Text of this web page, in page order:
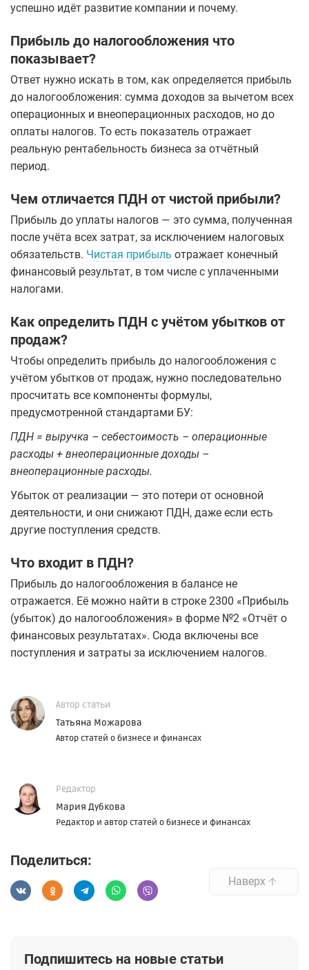
успешно идёт развитие компании и почему.
Прибыль до налогообложения что
показывает?
Ответ нужно искать в том, как определяется прибыль
до налогообложения: сумма доходов за вычетом всех
операционных и внеоперационных расходов, но до
оплаты налогов. То есть показатель отражает
реальную рентабельность бизнеса за отчётный
период.
Чем отличается ПДН от чистой прибыли?
Прибыль до уплаты налогов — это сумма, полученная
после учёта всех затрат, за исключением налоговых
обязательств. Чистая прибыль отражает конечный
финансовый результат, в том числе с уплаченными
налогами.
Как определить ПДН с учётом убытков от
продаж?
Чтобы определить прибыль до налогообложения с
учётом убытков от продаж, нужно последовательно
просчитать все компоненты формулы,
предусмотренной стандартами БУ:
ПДН = выручка – себестоимость – операционные
расходы + внеоперационные доходы –
внеоперационные расходы.
Убыток от реализации — это потери от основной
деятельности, и они снижают ПДН, даже если есть
другие поступления средств.
Что входит в ПДН?
Прибыль до налогообложения в балансе не
отражается. Её можно найти в строке 2300 «Прибыль
(убыток) до налогообложения» в форме №2 «Отчёт о
финансовых результатах». Сюда включены все
поступления и затраты за исключением налогов.
Автор статьи
Татьяна Можарова
Автор статей о бизнесе и финансах
Редактор
Мария Дубкова
Редактор и автор статей о бизнесе и финансах
Поделиться:
Наверх
Подпишитесь на новые статьи